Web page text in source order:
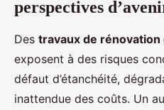
perspectives
Des travaux de rénovation
exposent à des risques
défaut d’étanchéité,
inattendue des coûts. Un